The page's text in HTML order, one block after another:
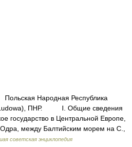
Народная Республика
Ludowa), ПНР. I. Общие сведения
в Центральной Европе,
между Балтийским морем на С.,
советская энциклопедия